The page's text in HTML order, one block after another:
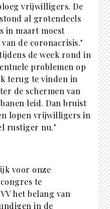
vrijwilligers. De
al grotendeels
in maart moest
de coronacrisis.’
de week rond in
problemen op
terug te vinden in
de schermen van
leid. Dan bruist
lopen vrijwilligers in
rustiger nu.’
voor onze
te
het belang van
in de